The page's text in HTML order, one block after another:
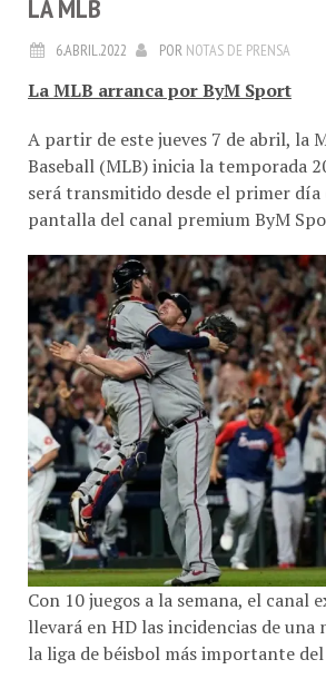
6.ABRIL.2022
La MLB arranca por ByM Sport
Baseball (MLB) inicia la temporada
será transmitido desde el primer día
pantalla del canal premium ByM
Con 10 juegos a la semana, el canal
llevará en HD las incidencias de una
la liga de béisbol más importante